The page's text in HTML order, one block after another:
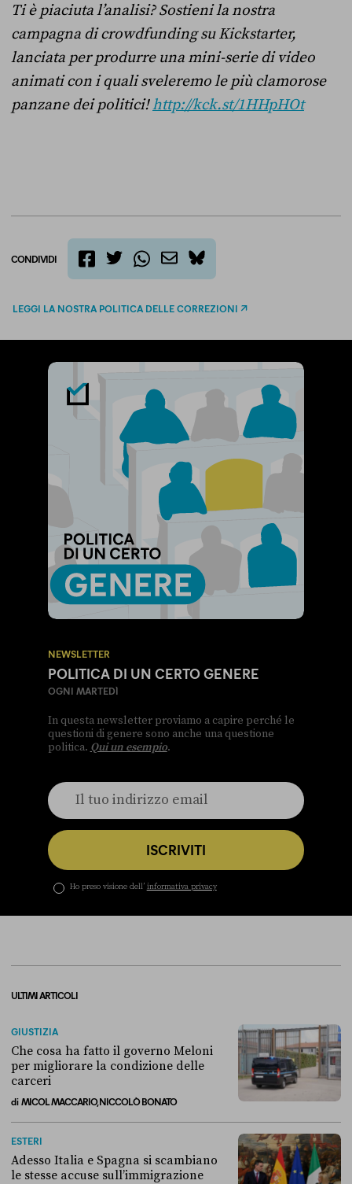
Ti è piaciuta l’analisi? Sostieni la nostra
campagna di crowdfunding su Kickstarter,
lanciata per produrre una mini-serie di video
animati con i quali sveleremo le più clamorose
panzane dei politici!http://kck.st/1HHpHOt
CONDIVIDI
bluesky
LEGGI LA NOSTRA POLITICA DELLE CORREZIONI
NEWSLETTER
POLITICA DI UN CERTO GENERE
OGNI MARTEDÌ
In questa newsletter proviamo a capire perché le
questioni di genere sono anche una questione
politica. Qui un esempio.
ISCRIVITI
Ho preso visione dell’ informativa privacy
ULTIMI ARTICOLI
GIUSTIZIA
Che cosa ha fatto il governo Meloni
per migliorare la condizione delle
carceri
diMICOL MACCARIO, NICCOLÒ BONATO
ESTERI
Adesso Italia e Spagna si scambiano
le stesse accuse sull’immigrazione